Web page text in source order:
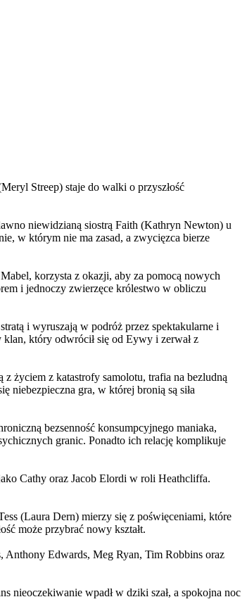
Streep) staje do walki o przyszłość
niewidzianą siostrą Faith (Kathryn Newton) u
w którym nie ma zasad, a zwycięzca bierze
korzysta z okazji, aby za pomocą nowych
i jednoczy zwierzęce królestwo w obliczu
i wyruszają w podróż przez spektakularne i
który odwrócił się od Eywy i zerwał z
życiem z katastrofy samolotu, trafia na bezludną
niebezpieczna gra, w której bronią są siła
bezsenność konsumpcyjnego maniaka,
granic. Ponadto ich relację komplikuje
Cathy oraz Jacob Elordi w roli Heathcliffa.
(Laura Dern) mierzy się z poświęceniami, które
może przybrać nowy kształt.
Edwards, Meg Ryan, Tim Robbins oraz
nieoczekiwanie wpadł w dziki szał, a spokojna noc